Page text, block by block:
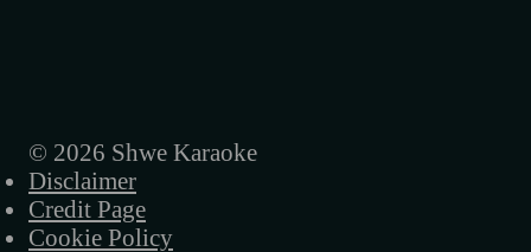
© 2026 Shwe Karaoke
Disclaimer
Credit Page
Cookie Policy